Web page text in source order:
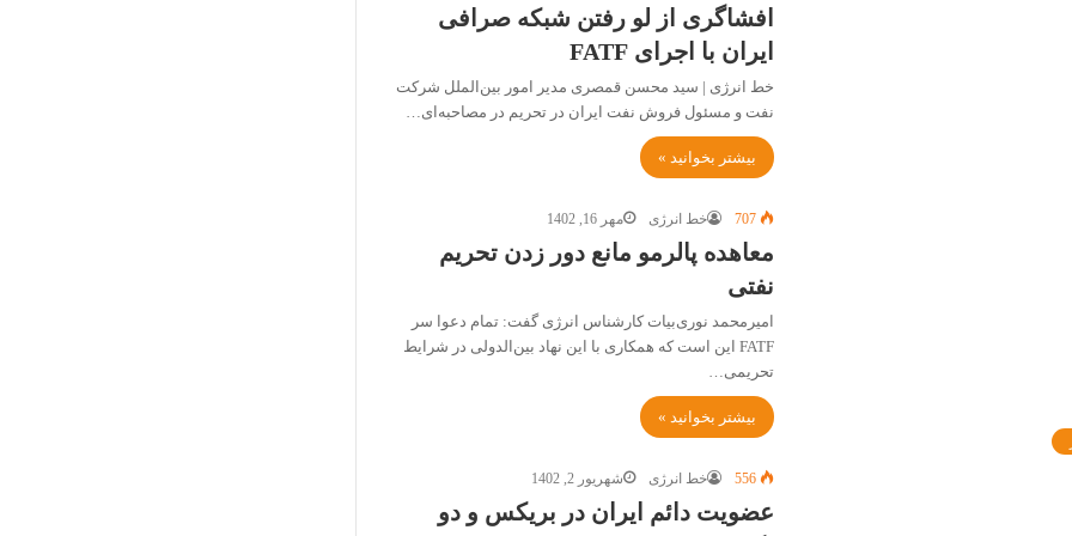
افشاگری از لو رفتن شبکه صرافی
ایران با اجرای FATF
خط انرژی | سید محسن قمصری مدیر امور بین‌الملل شرکت
نفت و مسئول فروش نفت ایران در تحریم در مصاحبه‌ای…
بیشتر بخوانید »
خط انرژی مهر 16, 1402
معاهده پالرمو مانع دور زدن تحریم
نفتی
امیرمحمد نوری‌بیات کارشناس انرژی گفت: تمام دعوا سر
FATF این است که همکاری با این نهاد بین‌الدولی در شرایط
تحریمی…
بیشتر بخوانید »
خط انرژی شهریور 2, 1402
عضویت دائم ایران در بریکس و دو